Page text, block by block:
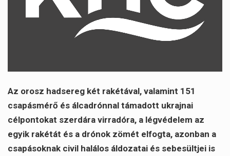
Az orosz hadsereg két rakétával, valamint 151
csapásmérő és álcadrónnal támadott ukrajnai
célpontokat szerdára virradóra, a légvédelem az
egyik rakétát és a drónok zömét elfogta, azonban a
csapásoknak civil halálos áldozatai és sebesültjei is